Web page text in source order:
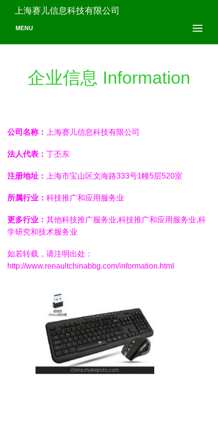
上海赛儿信息科技有限公司
MENU
企业信息 Information
公司名称： 上海赛儿信息科技有限公司
法人代表： 丁丕东
注册地址： 上海市宝山区文海路333号1幢5层520室
所属行业： 科技推广和应用服务业
更多行业： 其他科技推广服务业,科技推广和应用服务业,科
学研究和技术服务业
如若转载，请注明出处：
http://www.renaultchinabbg.com/information.html